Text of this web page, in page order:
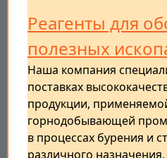
Реагенты для
полезных
Наша компания
поставках
продукции,
горнодобывающей
в процессах бурения и
различного